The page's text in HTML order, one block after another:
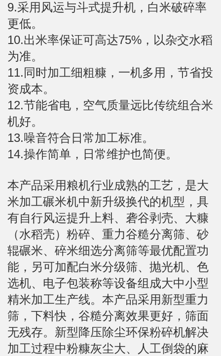
9.采用风运与斗式提升机，白米破碎率
更低。
10.出米率保证可高达75%，以杂交水稻
为准。
11.同时加工细粗糠，一机多用，节省投
资成本。
12.节能省电，空气质量远比传统组合米
机好。
13.噪音符合日常加工标准。
14.操作简单，日常维护也简便。
本产品采用粮机行业成熟的工艺，是大
米加工碾米机中新升级换代的机型，具
有自行风运提升上料、砻谷剥壳、大糠
（水稻壳）粉碎、重力谷糙分离筛、砂
辊碾米、碎米细选分离筛等最优配置功
能，另可加配白米分级筛、抛光机、色
选机、电子包装称等设备组成大中小型
精米加工生产线。本产品采用新型重力
筛，下料快，谷糙分离效果更好，筛面
无残存。新型降压除尘环保粉碎机解决
加工过程中粉糠灰尘大、人工倒袋的麻